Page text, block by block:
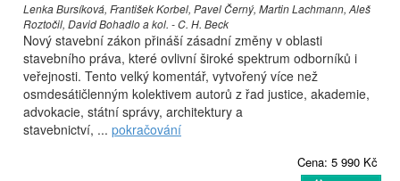
Lenka Bursíková, František Korbel, Pavel Černý, Martin Lachmann, Aleš
Roztočil, David Bohadlo a kol. - C. H. Beck
Nový stavební zákon přináší zásadní změny v oblasti
stavebního práva, které ovlivní široké spektrum odborníků i
veřejnosti. Tento velký komentář, vytvořený více než
osmdesátičlenným kolektivem autorů z řad justice, akademie,
advokacie, státní správy, architektury a
stavebnictví, ... pokračování
Cena: 5 990 Kč